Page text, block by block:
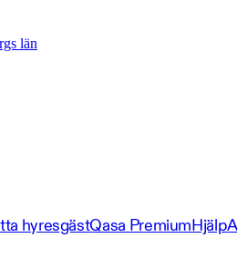
län
hyresgästQasa PremiumHjälp